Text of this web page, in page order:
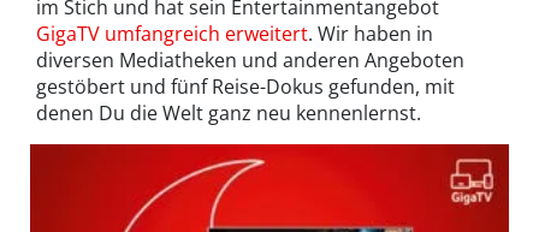
im Stich und hat sein Entertainmentangebot
GigaTV umfangreich erweitert. Wir haben in
diversen Mediatheken und anderen Angeboten
gestöbert und fünf Reise-Dokus gefunden, mit
denen Du die Welt ganz neu kennenlernst.